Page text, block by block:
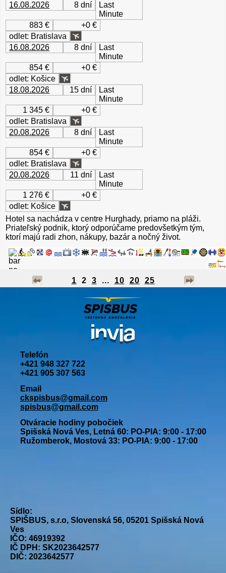
16.08.2026
8 dní
Last
Minute
883 €
+0 €
odlet: Bratislava
16.08.2026
8 dní
Last
Minute
854 €
+0 €
odlet: Košice
18.08.2026
15 dní
Last
Minute
1 345 €
+0 €
odlet: Bratislava
20.08.2026
8 dní
Last
Minute
854 €
+0 €
odlet: Bratislava
20.08.2026
11 dní
Last
Minute
1 276 €
+0 €
odlet: Košice
Hotel sa nachádza v centre Hurghady, priamo na pláži.
Priateľský podnik, ktorý odporúčame predovšetkým tým,
ktorí majú radi zhon, nákupy, bazár a nočný život.
1 2 3 ... 10 20 25
Telefón
+421 948 327 722
+421 905 307 563
Email
ckspisbus@gmail.com
spisbus@gmail.com
Otváracie hodiny pobočiek
Spišská Nová Ves, Letná 60: PO-PIA: 9:00 - 17:00
Ružomberok, Mostová 33: PO-PIA: 9:00 - 17:00
Sídlo:
SPIŠBUS, s.r.o, Slovenská 56, 05201 Spišská Nová
Ves
IČO: 46919392
IČ DPH: SK2023642577
DIČ: 2023642577